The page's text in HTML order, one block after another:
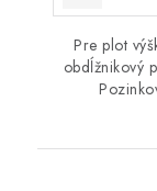
Pre plot
obdĺžnikový